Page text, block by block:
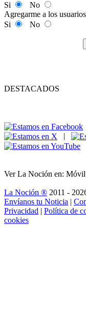
Si
No
Agregarme a los
Si
No
DESTACADOS
|
Ver La Noción en: Móvil
La Noción ® 2011 -
Envíanos tu Noticia |
Privacidad | Política de
cookies